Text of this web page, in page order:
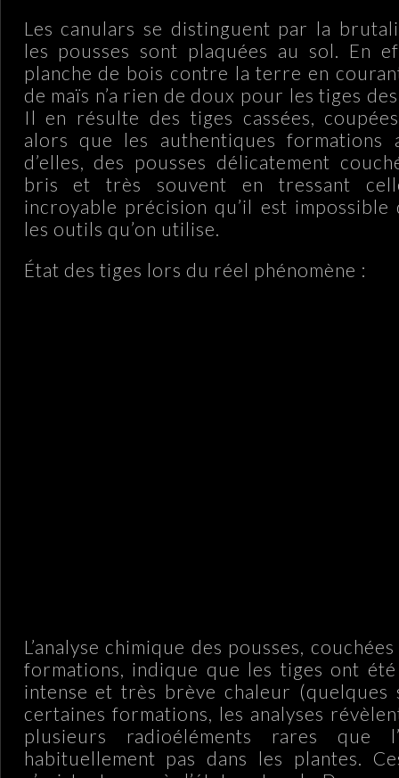
Les canulars se distinguent par la
les pousses sont plaquées au sol. En
planche de bois contre la terre en
de maïs n’a rien de doux pour les tiges
Il en résulte des tiges cassées,
alors que les authentiques formations
d’elles, des pousses délicatement
bris et très souvent en tressant
incroyable précision qu’il est impossible
les outils qu’on utilise.
État des tiges lors du réel phénomène :
L’analyse chimique des pousses,
formations, indique que les tiges ont été
intense et très brève chaleur (quelques
certaines formations, les analyses
plusieurs radioéléments rares que
habituellement pas dans les plantes.